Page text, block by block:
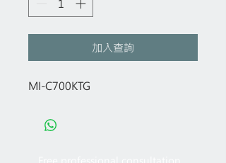
加入查詢
MI-C700KTG